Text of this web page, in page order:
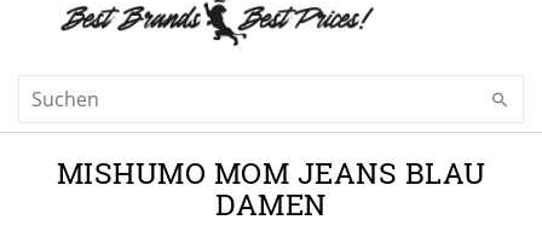
MISHUMO MOM JEANS BLAU
DAMEN